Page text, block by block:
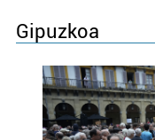
Gipuzkoa